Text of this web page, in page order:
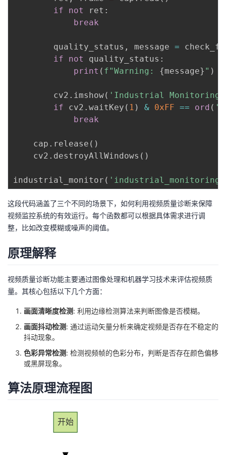
if
not ret :
break
        quality_status
, message =
if
not quality_status :
print ( f"Warning: {message} " )
        cv2
. imshow( 'Industrial Monitoring'
if cv2 . waitKey ( 1 ) & 0xFF == ord (
break
    cap
. release ( )
    cv2
. destroyAllWindows ( )
industrial_monitor (
这段代码涵盖了三个不同的场景下，如何利用视频质量诊断来保障
视频监控系统的有效运行。每个函数都可以根据具体需求进行调
整，比如改变模糊或噪声的阈值。
原理解释
视频质量诊断功能主要通过图像处理和机器学习技术来评估视频质
量。其核心包括以下几个方面：
画面清晰度检测: 利用边缘检测算法来判断图像是否模糊。
画面抖动检测: 通过运动矢量分析来确定视频是否存在不稳定的
抖动现象。
色彩异常检测: 检测视频帧的色彩分布，判断是否存在颜色偏移
或黑屏现象。
算法原理流程图
开始